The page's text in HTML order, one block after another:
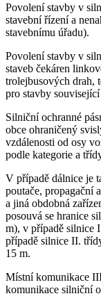
Povolení stavby v
stavební řízení a
stavebnímu úřadu).
Povolení stavby v
staveb čekáren
trolejbusových drah,
pro stavby
Silniční ochranné
obce ohraničený
vzdálenosti od osy
podle kategorie a
V případě dálnice je
poutače, propagační
a jiná obdobná
posouvá se hranice
m), v případě silnice
případě silnice II.
15 m.
Místní komunikace
komunikace silniční